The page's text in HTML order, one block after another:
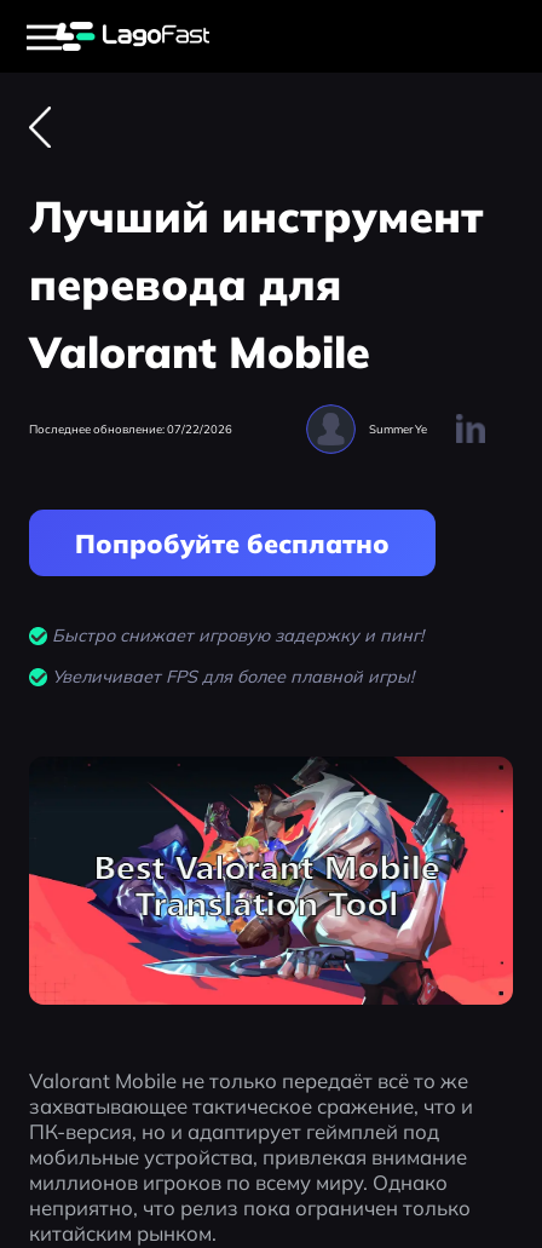
Лучший инструмент
перевода для
Valorant Mobile
Последнее обновление: 07/22/2026 Summer Ye
Попробуйте бесплатно
Быстро снижает игровую задержку и пинг!
Увеличивает FPS для более плавной игры!
Valorant Mobile не только передаёт всё то же
захватывающее тактическое сражение, что и
ПК-версия, но и адаптирует геймплей под
мобильные устройства, привлекая внимание
миллионов игроков по всему миру. Однако
неприятно, что релиз пока ограничен только
китайским рынком.